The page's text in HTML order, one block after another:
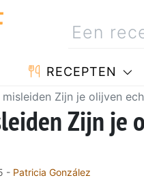
RECEPTEN
misleiden Zijn je olijven
Zijn je
- Patricia González